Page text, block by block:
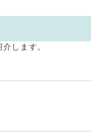
します。